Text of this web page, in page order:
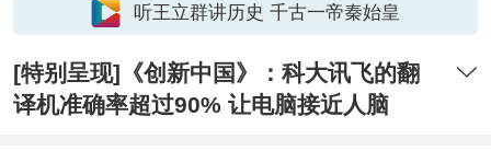
听王立群讲历史 千古一帝秦始皇
[特别呈现]《创新中国》：科大讯飞的翻
译机准确率超过90% 让电脑接近人脑